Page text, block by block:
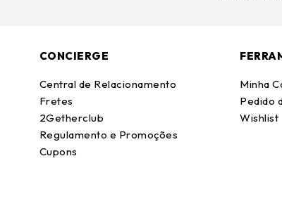
CONCIERGE
Central de Relacionamento
Fretes
2Getherclub
Regulamento e Promoções
Cupons
Minha
Pedido
Wishlist